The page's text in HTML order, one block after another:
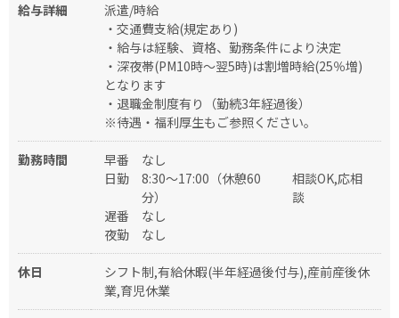
給与詳細
派遣/時給
・交通費支給(規定あり)
・給与は経験、資格、勤務条件により決定
・深夜帯(PM10時～翌5時)は割増時給(25％増)
となります
・退職金制度有り（勤続3年経過後）
※待遇・福利厚生もご参照ください。
勤務時間 早番
なし
日勤
8:30～17:00（休憩60
分）
相談OK,応相
談
遅番
なし
夜勤
なし
休日
シフト制,有給休暇(半年経過後付与),産前産後休
業,育児休業